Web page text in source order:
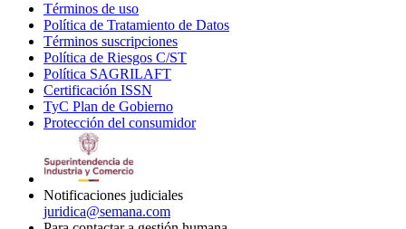
Términos de uso
in
new
window
Política de Tratamiento de Datos
Términos suscripciones
in
Política de Riesgos C/ST
Política SAGRILAFT
new
window
Certificación ISSN
in
new
TyC Plan de Gobierno
in
Protección del consumidorOpens
Notificaciones judiciales
juridica@semana.com